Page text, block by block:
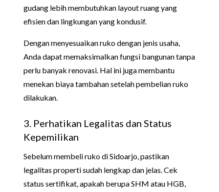
gudang lebih membutuhkan layout ruang yang
efisien dan lingkungan yang kondusif.
Dengan menyesuaikan ruko dengan jenis usaha,
Anda dapat memaksimalkan fungsi bangunan tanpa
perlu banyak renovasi. Hal ini juga membantu
menekan biaya tambahan setelah pembelian ruko
dilakukan.
3. Perhatikan Legalitas dan Status
Kepemilikan
Sebelum membeli ruko di Sidoarjo, pastikan
legalitas properti sudah lengkap dan jelas. Cek
status sertifikat, apakah berupa SHM atau HGB,